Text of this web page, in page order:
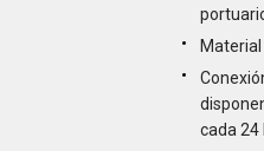
cada 24